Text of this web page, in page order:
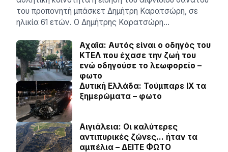
του προπονητή μπάσκετ Δημήτρη Καρατσώρη, σε
ηλικία 61 ετών. Ο Δημήτρης Καρατσώρη…
Αχαϊα: Αυτός είναι ο οδηγός του
ΚΤΕΛ που έχασε την ζωή του
ενώ οδηγούσε το λεωφορείο –
φωτο
Δυτική Ελλάδα: Τούμπαρε ΙΧ τα
ξημερώματα – φωτο
Αιγιάλεια: Οι καλύτερες
αντιπυρικές ζώνες… ήταν τα
αμπέλια – ΔΕΙΤΕ ΦΩΤΟ